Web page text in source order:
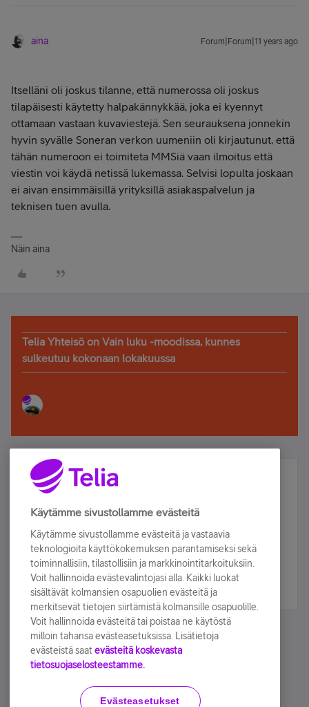
aina Forum|Forum|11 years ago
Itselläni oli joskus tilanne, että numerossa oli joskus
tilapäisesti käytetty halpakännykkää, joka ei kyennyt
ottamaan vastaan kuvaviestejä. Sen seurauksena jonnekin
hyvin syvälle Soneran verkon uumeniin oli kirjautunut, että
tähän numeroon ei toimiteta MMSiä vaan ilmoitus että
viestin voi käydä netissä lukemassa. Selvisi lopulta joskaan
ei aivan ensimmäisillä yrityksillä asiakaspalvelun ja
teknisen tuen avulla.
Näin aina
Telia Yhteisö on Vain luku -moodissa, kunnes
sulkeutuu kokonaan lokakuussa
Älä jää paitsi – osallistu ja voita!
Tilaa Telian uutiskirje ja olet mukana arvonnassa.
sähköpostiisi.
Tilaa nyt
Käyttöehdot Accessibility statement
Käytämme sivustollamme evästeitä
Käytämme sivustollamme evästeitä ja vastaavia
teknologioita käyttökokemuksen parantamiseksi sekä
toiminnallisiin, tilastollisiin ja markkinointitarkoituksiin.
Voit hallinnoida evästevalintojasi alla. Kaikki luokat
sisältävät kolmansien osapuolien evästeitä ja
merkitsevät tietojen siirtämistä kolmansille osapuolille.
Voit hallinnoida evästeitä tai poistaa ne käytöstä
milloin tahansa evästeasetuksissa. Lisätietoja
evästeistä saat evästeitä koskevasta
tietosuojaselosteestamme.
Evästeasetukset